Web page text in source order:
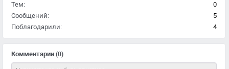
Комментарии (0)
Тем:
0
Сообщений:
5
Поблагодарили:
4